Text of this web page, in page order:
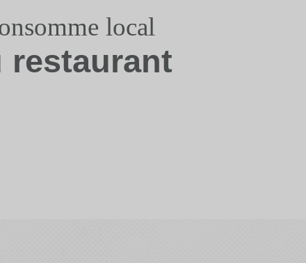
local
restaurant